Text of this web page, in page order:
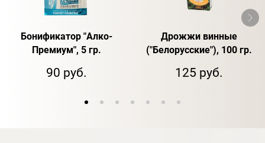
Бонификатор "Алко-
Премиум", 5 гр.
90 руб.
Дрожжи винные
("Белорусские"), 100 гр.
125 руб.